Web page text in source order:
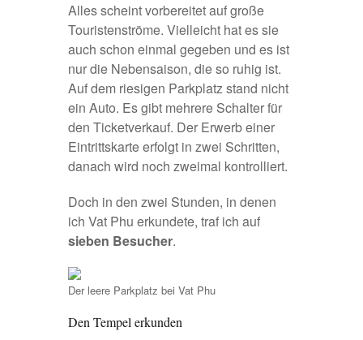
Alles scheint vorbereitet auf große
Touristenströme. Vielleicht hat es sie
auch schon einmal gegeben und es ist
nur die Nebensaison, die so ruhig ist.
Auf dem riesigen Parkplatz stand nicht
ein Auto. Es gibt mehrere Schalter für
den Ticketverkauf. Der Erwerb einer
Eintrittskarte erfolgt in zwei Schritten,
danach wird noch zweimal kontrolliert.
Doch in den zwei Stunden, in denen
ich Vat Phu erkundete, traf ich auf
sieben Besucher.
Der leere Parkplatz bei Vat Phu
Den Tempel erkunden